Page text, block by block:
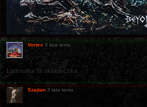
Vortex 3 lata temu
Ładniutka ta okładeczka.
Szajtan 3 lata temu